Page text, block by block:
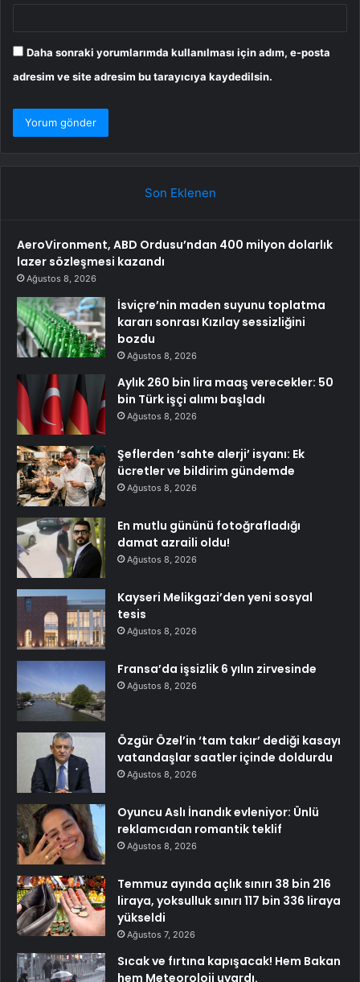
Daha sonraki yorumlarımda kullanılması için adım, e-posta
adresim ve site adresim bu tarayıcıya kaydedilsin.
Son Eklenen
AeroVironment, ABD Ordusu’ndan 400 milyon dolarlık
lazer sözleşmesi kazandı
Ağustos 8, 2026
İsviçre’nin maden suyunu toplatma
kararı sonrası Kızılay sessizliğini
bozdu
Ağustos 8, 2026
Aylık 260 bin lira maaş verecekler: 50
bin Türk işçi alımı başladı
Ağustos 8, 2026
Şeflerden ‘sahte alerji’ isyanı: Ek
ücretler ve bildirim gündemde
Ağustos 8, 2026
En mutlu gününü fotoğrafladığı
damat azraili oldu!
Ağustos 8, 2026
Kayseri Melikgazi’den yeni sosyal
tesis
Ağustos 8, 2026
Fransa’da işsizlik 6 yılın zirvesinde
Ağustos 8, 2026
Özgür Özel’in ‘tam takır’ dediği kasayı
vatandaşlar saatler içinde doldurdu
Ağustos 8, 2026
Oyuncu Aslı İnandık evleniyor: Ünlü
reklamcıdan romantik teklif
Ağustos 8, 2026
Temmuz ayında açlık sınırı 38 bin 216
liraya, yoksulluk sınırı 117 bin 336 liraya
yükseldi
Ağustos 7, 2026
Sıcak ve fırtına kapışacak! Hem Bakan
hem Meteoroloji uyardı.